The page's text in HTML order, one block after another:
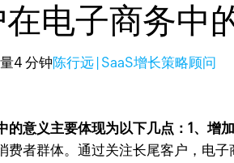
电子商务中
4 分钟陈行远 | SaaS增长策略顾问
的意义主要体现为以下几点：1、增
费者群体。通过关注长尾客户，电